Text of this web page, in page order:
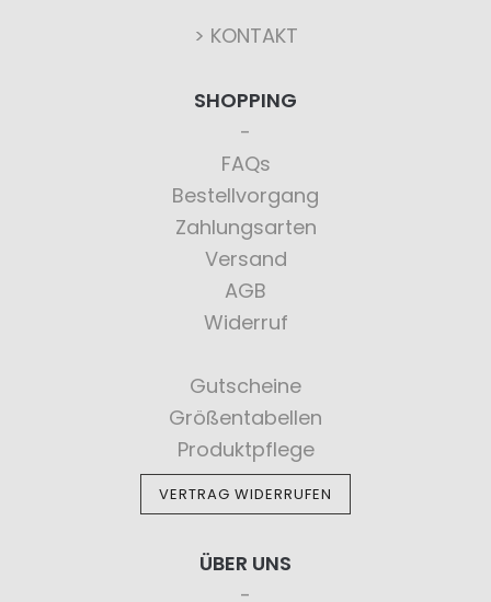
> KONTAKT
SHOPPING
FAQs
Bestellvorgang
Zahlungsarten
Versand
AGB
Widerruf
Gutscheine
Größentabellen
Produktpflege
VERTRAG WIDERRUFEN
ÜBER UNS